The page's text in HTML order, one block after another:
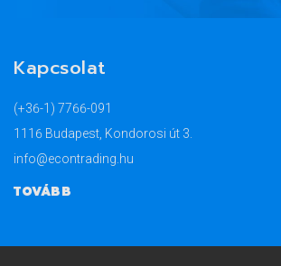
Kapcsolat
(+36-1) 7766-091
1116 Budapest, Kondorosi út 3.
info@econtrading.hu
TOVÁBB